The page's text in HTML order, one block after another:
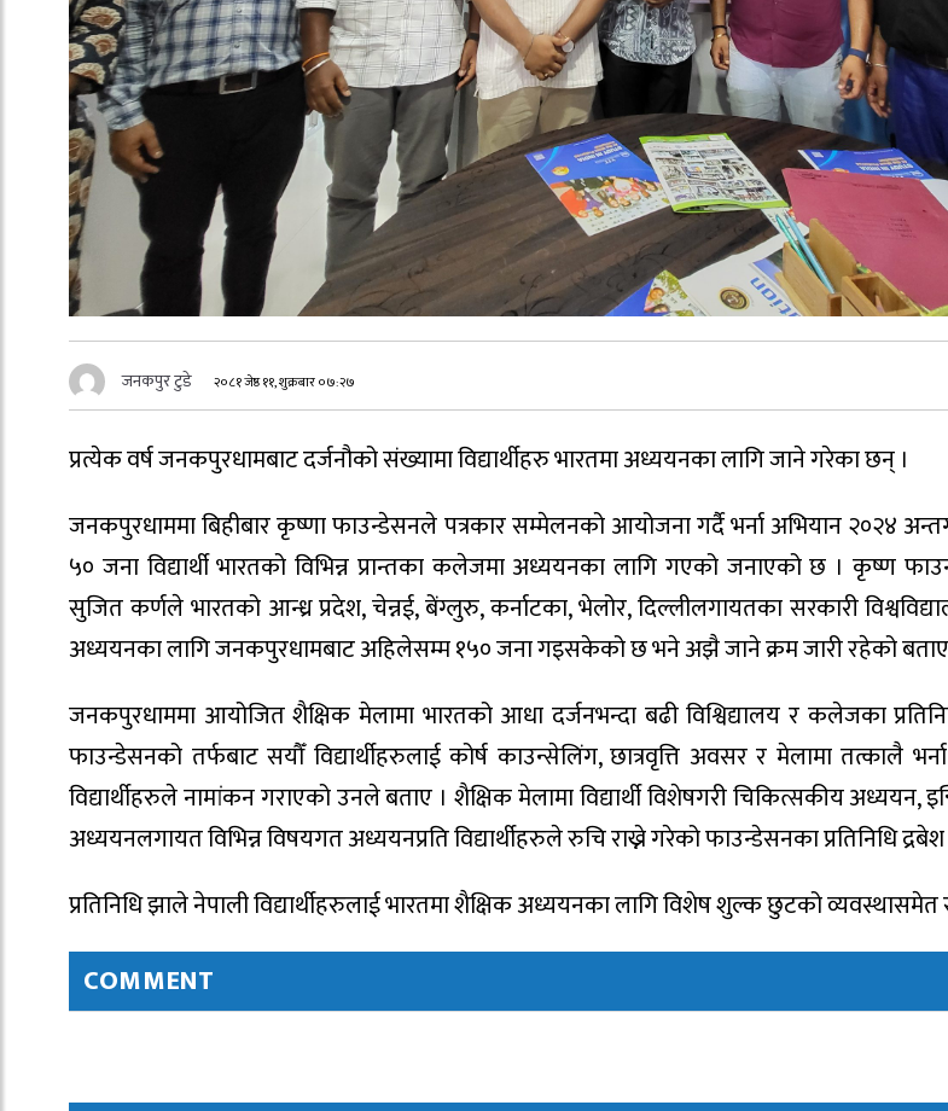
जनकपुर टुडे २०८१ जेष्ठ ११, शुक्रबार ०७:२७
प्रत्येक वर्ष जनकपुरधामबाट दर्जनौको संख्यामा विद्यार्थीहरु भारतमा अध्ययनका लागि जाने गरेका छन् ।
जनकपुरधाममा बिहीबार कृष्णा फाउन्डेसनले पत्रकार सम्मेलनको आयोजना गर्दै भर्ना अभियान २०२४
५० जना विद्यार्थी भारतको विभिन्न प्रान्तका कलेजमा अध्ययनका लागि गएको जनाएको छ । कृष्ण
सुजित कर्णले भारतको आन्ध्र प्रदेश, चेन्नई, बेंग्लुरु, कर्नाटका, भेलोर, दिल्लीलगायतका सरकारी
अध्ययनका लागि जनकपुरधामबाट अहिलेसम्म १५० जना गइसकेको छ भने अझै जाने क्रम जारी रहेको
जनकपुरधाममा आयोजित शैक्षिक मेलामा भारतको आधा दर्जनभन्दा बढी विश्विद्यालय र कलेजका
फाउन्डेसनको तर्फबाट सयौँ विद्यार्थीहरुलाई कोर्ष काउन्सेलिंग, छात्रवृत्ति अवसर र मेलामा तत्कालै
विद्यार्थीहरुले नामांकन गराएको उनले बताए । शैक्षिक मेलामा विद्यार्थी विशेषगरी चिकित्सकीय अध्ययन,
अध्ययनलगायत विभिन्न विषयगत अध्ययनप्रति विद्यार्थीहरुले रुचि राख्ने गरेको फाउन्डेसनका प्रतिनिधि
प्रतिनिधि झाले नेपाली विद्यार्थीहरुलाई भारतमा शैक्षिक अध्ययनका लागि विशेष शुल्क छुटको व्यवस्थासमेत
COMMENT